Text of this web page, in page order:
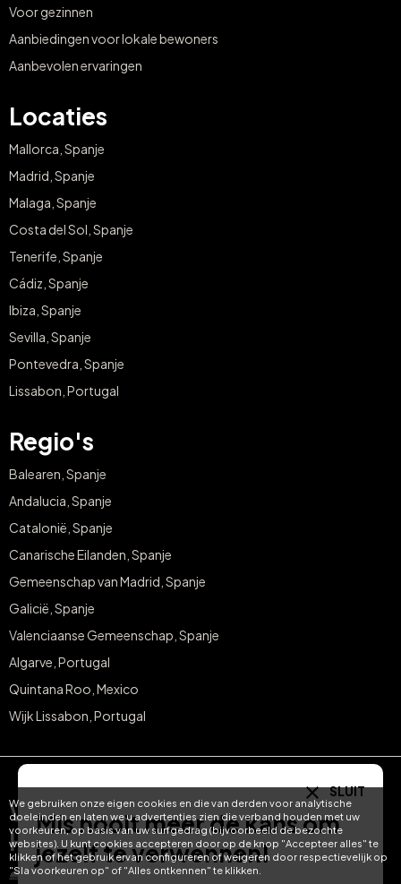
We gebruiken onze eigen cookies en die van derden voor analytische
doeleinden en laten we u advertenties zien die verband houden met uw
voorkeuren, op basis van uw surfgedrag (bijvoorbeeld de bezochte
websites). U kunt cookies accepteren door op de knop "Accepteer alles" te
klikken of het gebruik ervan configureren of weigeren door respectievelijk op
"Sla voorkeuren op" of "Alles ontkennen" te klikken.
Voor gezinnen
Aanbiedingen voor lokale bewoners
Aanbevolen ervaringen
Locaties
Mallorca, Spanje
Madrid, Spanje
Malaga, Spanje
Costa del Sol, Spanje
Tenerife, Spanje
Cádiz, Spanje
Ibiza, Spanje
Sevilla, Spanje
Pontevedra, Spanje
Lissabon, Portugal
Regio's
Balearen, Spanje
Andalucia, Spanje
Catalonië, Spanje
Canarische Eilanden, Spanje
Gemeenschap van Madrid, Spanje
Galicië, Spanje
Valenciaanse Gemeenschap, Spanje
Algarve, Portugal
Quintana Roo, Mexico
Wijk Lissabon, Portugal
Verkopen met
Hotel Treats
Nieuwe hotelinkomsten
Shoppen op
Hotel Treats
Over hoteltreats.com
SLUIT
Mis nooit meer de kans om
jezelf te verwennen!